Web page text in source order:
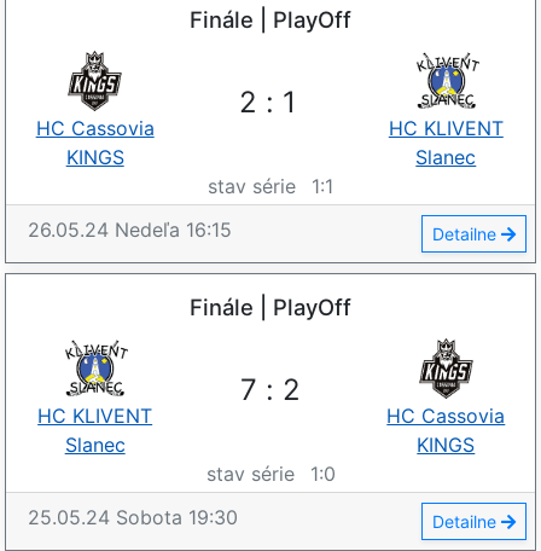
Finále | PlayOff
2 : 1
HC Cassovia
KINGS
HC KLIVENT
Slanec
stav série
1:1
26.05.24 Nedeľa 16:15 Detailne
Finále | PlayOff
7 : 2
HC KLIVENT
Slanec
HC Cassovia
KINGS
stav série
1:0
25.05.24 Sobota 19:30 Detailne